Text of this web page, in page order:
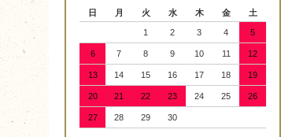
日
月 火 水 木 金 土
1 2 3 4 5
6 7 8 9 10 11 12
13 14 15 16 17 18 19
20 21 22 23 24 25 26
27 28 29 30